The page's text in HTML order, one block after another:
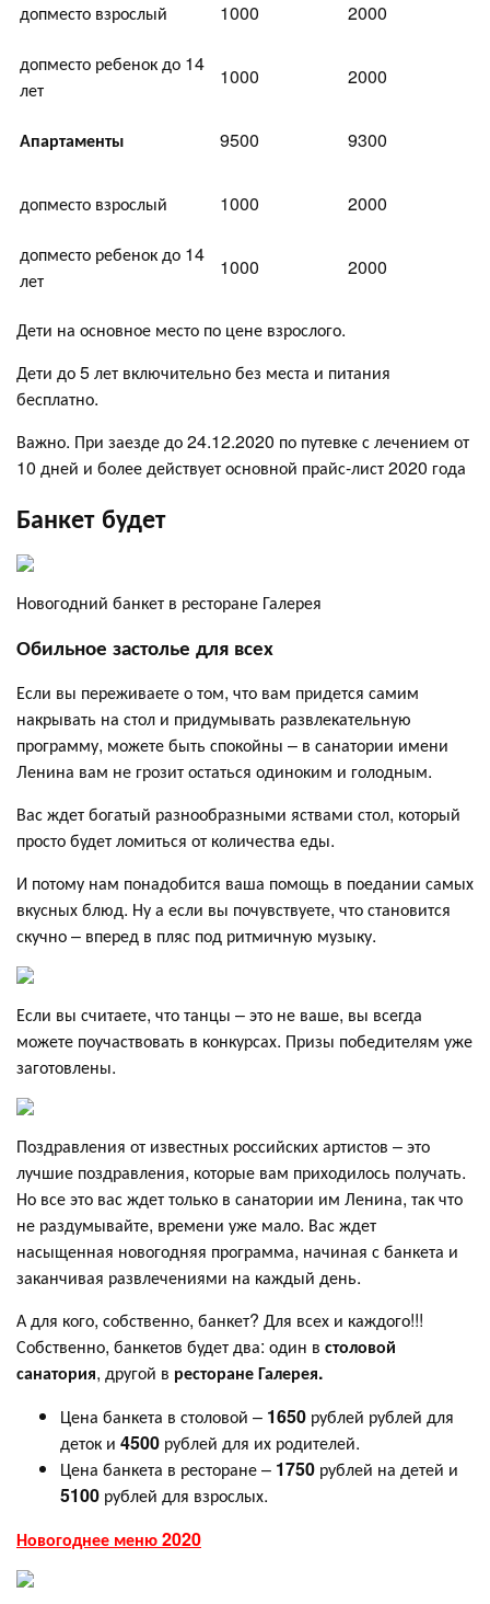
допместо взрослый 1000
2000
допместо ребенок до 14
лет
1000 2000
Апартаменты 9500 9300
допместо взрослый 1000
2000
допместо ребенок до 14
лет
1000 2000
Дети на основное место по цене взрослого.
Дети до 5 лет включительно без места и питания
бесплатно.
Важно. При заезде до 24.12.2020 по путевке с лечением от
10 дней и более действует основной прайс-лист 2020 года
Банкет будет
Новогодний банкет в ресторане Галерея
Обильное застолье для всех
Если вы переживаете о том, что вам придется самим
накрывать на стол и придумывать развлекательную
программу, можете быть спокойны – в санатории имени
Ленина вам не грозит остаться одиноким и голодным.
Вас ждет богатый разнообразными яствами стол, который
просто будет ломиться от количества еды.
И потому нам понадобится ваша помощь в поедании самых
вкусных блюд. Ну а если вы почувствуете, что становится
скучно – вперед в пляс под ритмичную музыку.
Если вы считаете, что танцы – это не ваше, вы всегда
можете поучаствовать в конкурсах. Призы победителям уже
заготовлены.
Поздравления от известных российских артистов – это
лучшие поздравления, которые вам приходилось получать.
Но все это вас ждет только в санатории им Ленина, так что
не раздумывайте, времени уже мало. Вас ждет
насыщенная новогодняя программа, начиная с банкета и
заканчивая развлечениями на каждый день.
А для кого, собственно, банкет? Для всех и каждого!!!
Собственно, банкетов будет два: один в столовой
санатория, другой в ресторане Галерея.
Цена банкета в столовой – 1650 рублей рублей для
деток и 4500 рублей для их родителей.
Цена банкета в ресторане – 1750 рублей на детей и
5100 рублей для взрослых.
Новогоднее меню 2020